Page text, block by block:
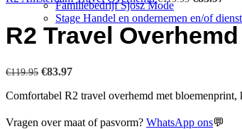
Familiebedrijf Sjosz Mode
Stage Handel en ondernemen en/of
was:
€119.95.
is:
R2 Travel
€119.95 Oorspronkelijke
was:
€83.97Huidige
is:
Comfortabel R2 travel overhemd met
Vragen over maat of pasvorm? WhatsApp ons💬